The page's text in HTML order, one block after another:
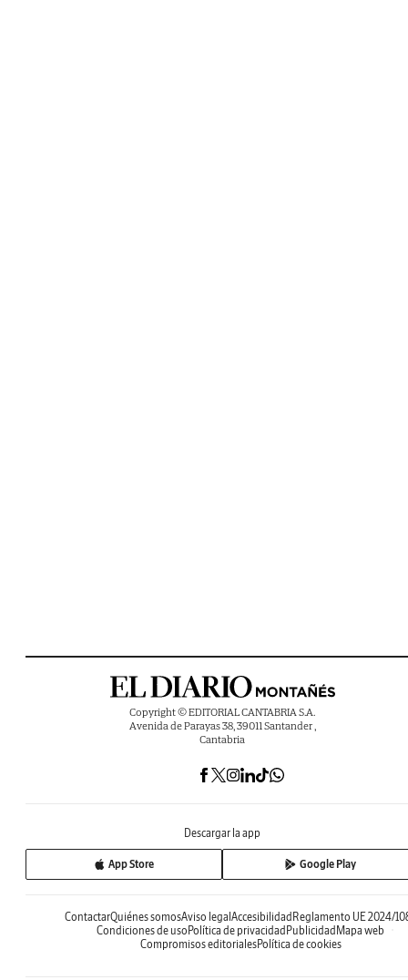
Copyright © EDITORIAL CANTABRIA S.A.
Avenida de Parayas 38, 39011 Santander ,
Cantabria
Descargar la app
App Store Google Play
ContactarQuiénes somosAviso legalAccesibilidadReglamento UE 2024/
Condiciones de usoPolítica de privacidadPublicidadMapa web
Compromisos editorialesPolítica de cookies